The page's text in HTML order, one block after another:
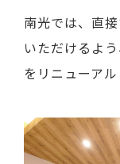
南光では、直
いただけるよ
をリニューア